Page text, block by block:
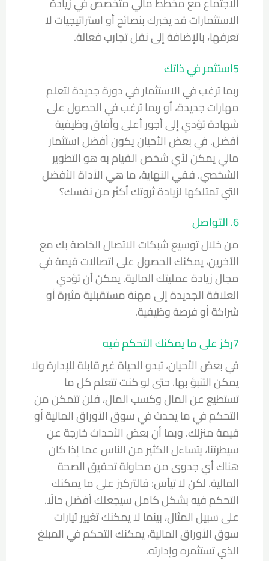
الاستثمارات قد يخبرك بنصائح أو استراتيجيات لا
تعرفها، بالإضافة إلى نقل تجارب فعالة.
5استثمر في ذاتك
ربما ترغب في الاستثمار في دورة جديدة لتعلم
مهارات جديدة، أو ربما ترغب في الحصول على
شهادة تؤدي إلى أجور أعلى وآفاق وظيفية
أفضل. في بعض الأحيان يكون أفضل استثمار
مالي يمكن لأي شخص القيام به هو التطوير
الشخصي. ففي النهاية، ما هي الأداة الأفضل
التي تمتلكها لزيادة ثروتك أكثر من نفسك؟
6. التواصل
من خلال توسيع شبكات الاتصال الخاصة بك مع
الآخرين، يمكنك الحصول على اتصالات قيمة في
مجال زيادة عمليتك المالية. يمكن أن تؤدي
العلاقة الجديدة إلى مهنة مستقبلية مثيرة أو
شراكة أو فرصة وظيفية.
7ركز على ما يمكنك التحكم فيه
في بعض الأحيان، تبدو الحياة غير قابلة للإدارة ولا
يمكن التنبؤ بها. حتى لو كنت تتعلم كل ما
تستطيع عن المال وكسب المال، فلن تتمكن من
التحكم في ما يحدث في سوق الأوراق المالية أو
قيمة منزلك. وبما أن بعض الأحداث خارجة عن
سيطرتنا، يتساءل الكثير من الناس عما إذا كان
هناك أي جدوى من محاولة تحقيق الصحة
المالية. لكن لا تيأس: فالتركيز على ما يمكنك
التحكم فيه بشكل كامل سيجعلك أفضل حالًا.
على سبيل المثال، بينما لا يمكنك تغيير تيارات
سوق الأوراق المالية، يمكنك التحكم في المبلغ
الذي تستثمره وإدارته.